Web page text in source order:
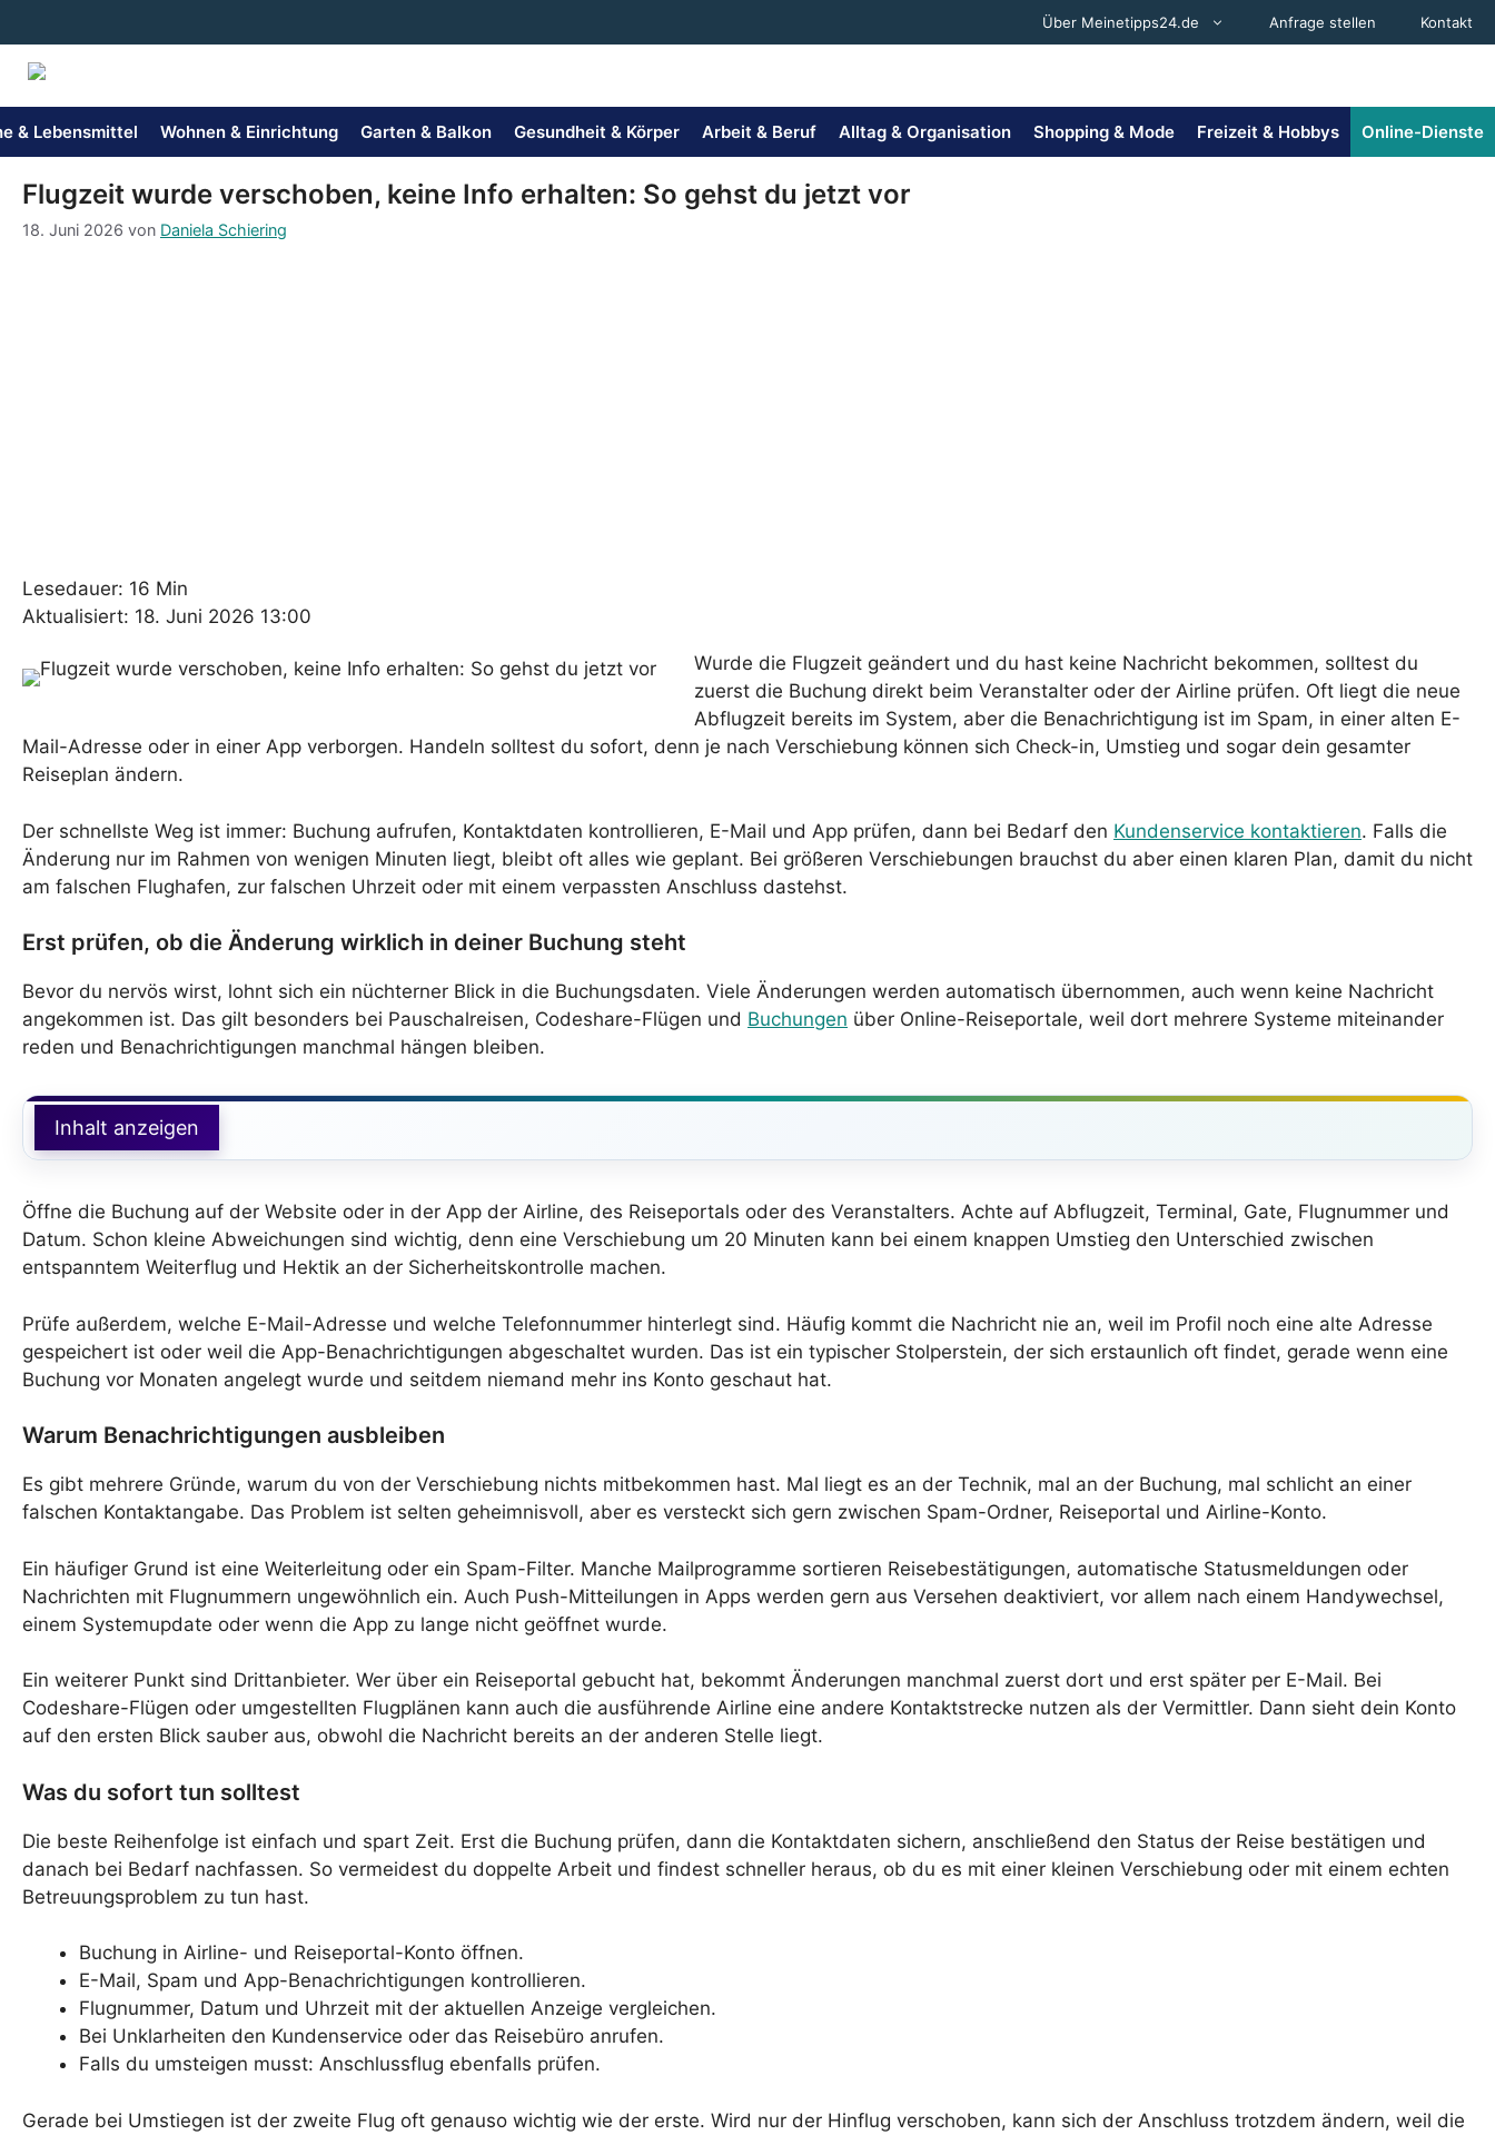
Inhalt
springen
Über Meinetipps24.de Anfrage stellen Kontakt
& Lebensmittel Wohnen & Einrichtung Garten & Balkon Gesundheit & Körper Arbeit & Beruf Alltag & Organisation Shopping & Mode Freizeit & Hobbys Online-Dienste
Flugzeit wurde verschoben, keine Info erhalten: So gehst du jetzt vor
18. Juni 2026 von Daniela Schiering
Lesedauer: 16 Min
Aktualisiert: 18. Juni 2026 13:00
Wurde die Flugzeit geändert und du hast keine Nachricht bekommen, solltest du
zuerst die Buchung direkt beim Veranstalter oder der Airline prüfen. Oft liegt die neue
Abflugzeit bereits im System, aber die Benachrichtigung ist im Spam, in einer alten E-
Mail-Adresse oder in einer App verborgen. Handeln solltest du sofort, denn je nach Verschiebung können sich Check-in, Umstieg und sogar dein gesamter
Reiseplan ändern.
Der schnellste Weg ist immer: Buchung aufrufen, Kontaktdaten kontrollieren, E-Mail und App prüfen, dann bei Bedarf den Kundenservice kontaktieren. Falls die
Änderung nur im Rahmen von wenigen Minuten liegt, bleibt oft alles wie geplant. Bei größeren Verschiebungen brauchst du aber einen klaren Plan, damit du nicht
am falschen Flughafen, zur falschen Uhrzeit oder mit einem verpassten Anschluss dastehst.
Erst prüfen, ob die Änderung wirklich in deiner Buchung steht
Bevor du nervös wirst, lohnt sich ein nüchterner Blick in die Buchungsdaten. Viele Änderungen werden automatisch übernommen, auch wenn keine Nachricht
angekommen ist. Das gilt besonders bei Pauschalreisen, Codeshare-Flügen und Buchungen über Online-Reiseportale, weil dort mehrere Systeme miteinander
reden und Benachrichtigungen manchmal hängen bleiben.
Inhalt anzeigen
Öffne die Buchung auf der Website oder in der App der Airline, des Reiseportals oder des Veranstalters. Achte auf Abflugzeit, Terminal, Gate, Flugnummer und
Datum. Schon kleine Abweichungen sind wichtig, denn eine Verschiebung um 20 Minuten kann bei einem knappen Umstieg den Unterschied zwischen
entspanntem Weiterflug und Hektik an der Sicherheitskontrolle machen.
Prüfe außerdem, welche E-Mail-Adresse und welche Telefonnummer hinterlegt sind. Häufig kommt die Nachricht nie an, weil im Profil noch eine alte Adresse
gespeichert ist oder weil die App-Benachrichtigungen abgeschaltet wurden. Das ist ein typischer Stolperstein, der sich erstaunlich oft findet, gerade wenn eine
Buchung vor Monaten angelegt wurde und seitdem niemand mehr ins Konto geschaut hat.
Warum Benachrichtigungen ausbleiben
Es gibt mehrere Gründe, warum du von der Verschiebung nichts mitbekommen hast. Mal liegt es an der Technik, mal an der Buchung, mal schlicht an einer
falschen Kontaktangabe. Das Problem ist selten geheimnisvoll, aber es versteckt sich gern zwischen Spam-Ordner, Reiseportal und Airline-Konto.
Ein häufiger Grund ist eine Weiterleitung oder ein Spam-Filter. Manche Mailprogramme sortieren Reisebestätigungen, automatische Statusmeldungen oder
Nachrichten mit Flugnummern ungewöhnlich ein. Auch Push-Mitteilungen in Apps werden gern aus Versehen deaktiviert, vor allem nach einem Handywechsel,
einem Systemupdate oder wenn die App zu lange nicht geöffnet wurde.
Ein weiterer Punkt sind Drittanbieter. Wer über ein Reiseportal gebucht hat, bekommt Änderungen manchmal zuerst dort und erst später per E-Mail. Bei
Codeshare-Flügen oder umgestellten Flugplänen kann auch die ausführende Airline eine andere Kontaktstrecke nutzen als der Vermittler. Dann sieht dein Konto
auf den ersten Blick sauber aus, obwohl die Nachricht bereits an der anderen Stelle liegt.
Was du sofort tun solltest
Die beste Reihenfolge ist einfach und spart Zeit. Erst die Buchung prüfen, dann die Kontaktdaten sichern, anschließend den Status der Reise bestätigen und
danach bei Bedarf nachfassen. So vermeidest du doppelte Arbeit und findest schneller heraus, ob du es mit einer kleinen Verschiebung oder mit einem echten
Betreuungsproblem zu tun hast.
Buchung in Airline- und Reiseportal-Konto öffnen.
E-Mail, Spam und App-Benachrichtigungen kontrollieren.
Flugnummer, Datum und Uhrzeit mit der aktuellen Anzeige vergleichen.
Bei Unklarheiten den Kundenservice oder das Reisebüro anrufen.
Falls du umsteigen musst: Anschlussflug ebenfalls prüfen.
Gerade bei Umstiegen ist der zweite Flug oft genauso wichtig wie der erste. Wird nur der Hinflug verschoben, kann sich der Anschluss trotzdem ändern, weil die